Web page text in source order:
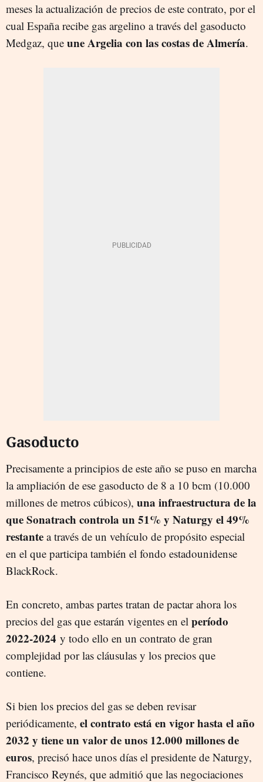
meses la actualización de precios de este contrato, por el
cual España recibe gas argelino a través del gasoducto
Medgaz, que une Argelia con las costas de Almería.
Gasoducto
Precisamente a principios de este año se puso en marcha
la ampliación de ese gasoducto de 8 a 10 bcm (10.000
millones de metros cúbicos), una infraestructura de la
que Sonatrach controla un 51% y Naturgy el 49%
restante a través de un vehículo de propósito especial
en el que participa también el fondo estadounidense
BlackRock.
En concreto, ambas partes tratan de pactar ahora los
precios del gas que estarán vigentes en el período
2022-2024 y todo ello en un contrato de gran
complejidad por las cláusulas y los precios que
contiene.
Si bien los precios del gas se deben revisar
periódicamente, el contrato está en vigor hasta el año
2032 y tiene un valor de unos 12.000 millones de
euros, precisó hace unos días el presidente de Naturgy,
Francisco Reynés, que admitió que las negociaciones